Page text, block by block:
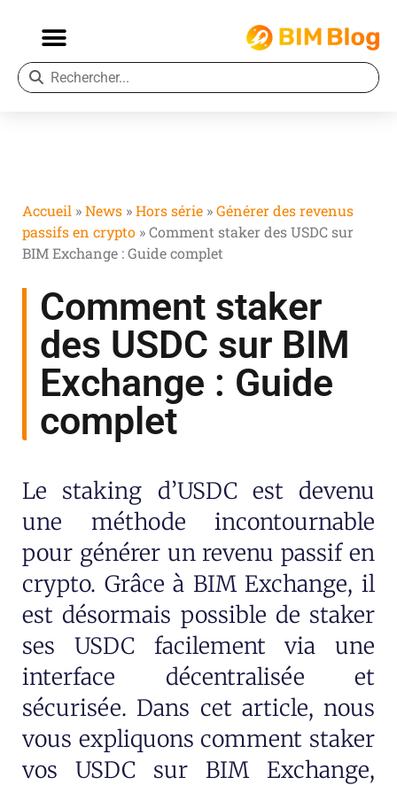
Accueil »News »Hors série »Générer des revenus
passifs en crypto »Comment staker des USDC sur
BIM Exchange : Guide complet
Comment staker
des USDC sur BIM
Exchange : Guide
complet
Le staking d’USDC est devenu
une méthode incontournable
pour générer un revenu passif en
crypto. Grâce à BIM Exchange, il
est désormais possible de staker
ses USDC facilement via une
interface décentralisée et
sécurisée. Dans cet article, nous
vous expliquons comment staker
vos USDC sur BIM Exchange,